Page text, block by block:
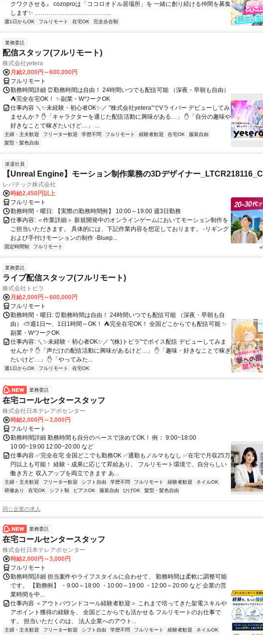
クワクさせる』 cozoproは「ココロオドル居場所」を 一緒に創り続ける仲間を募集
します✨ ………………………………...
週1日からOK フルリモート 在宅OK 完全歩合制
業務委託
配信スタッフ(フルリモート)
株式会社yetera
月給2,000円～600,000円
フルリモート
勤務時間詳細 ⏰勤務時間は自由！ 24時間いつでも配信可能 （深夜・早朝も自由）
⛺完全在宅OK！ ✨副業・WワークOK
仕事内容 ＼✨未経験・初心者OK✨／ "株式会社yetera"でVライバー デビューしてみ
ませんか？ ✋「キャラクターを通じた配信活動に興味がある…」 ✋「自分の趣味や
好きなことで稼ぎたいけど…」 ...
主婦・主夫歓迎 フリーター歓迎 学歴不問 フルリモート 経験者歓迎 在宅OK
服装自由
髪型・髪色自由
派遣社員
【Unreal Engine】モーション制作業務の3Dデザイナー
レバテック株式会社
時給2,450円以上
フルリモート
勤務時間・曜日: 【実際の勤務時間例】 10:00～19:00 週3日勤務
仕事内容: ＜作業詳細＞ 新規開発中のオンラインゲームにおいてモーション制作を
ご担当いただきます。 具体的には、下記作業内容を想定しております。 -リギング
および手付けモーションの制作 -Bluep...
固定時間制 フルリモート
業務委託
ライブ配信スタッフ(フルリモート)
株式会社トビラ
月給2,000円～600,000円
フルリモート
勤務時間・曜日: ⏰勤務時間は自由！ 24時間いつでも配信可能 （深夜・早朝も自
由） ⛅週1日〜、1日1時間～OK！ ⛺完全在宅OK！ 全国どこからでも配信可能 ✨
副業・WワークOK
仕事内容: ＼✨未経験・初心者OK✨／ "(株)トビラ"でボイス配信 デビューしてみま
せんか？ ✋「声だけの配信活動に興味があるけど…」 ✋「趣味・好きなことで稼ぎ
たいけど…」 ✋「やってみた...
週1日からOK フルリモート 在宅OK
業務委託
在宅コールセンタースタッフ
株式会社日本テレアポセンター
時給2,000円～3,000円
フルリモート
勤務時間詳細 勤務時間も自分のペースで決めてOK！ 例： 9:00~18:00
10:00~19:00 12:00~20:00 など
仕事内容 ✅完全在宅 全国どこでも勤務OK ✅通勤もノルマもなし ✅在宅で月収25万
円以上も可能！ 経験・成果に応じて昇給あり。 フルリモート環境で、自分らしい
働き方と 収入アップを両立できます あ...
主婦・主夫歓迎 フリーター歓迎 シフト自由 学歴不問 フルリモート 経験者歓迎
ネイルOK
研修あり
在宅OK シフト制 ピアスOK 服装自由 ひげOK 髪型・髪色自由
同じ企業の求人
業務委託
在宅コールセンタースタッフ
株式会社日本テレアポセンター
時給2,000円～3,000円
フルリモート
勤務時間詳細 担当案件やライフスタイルに合わせて、 勤務時間は柔軟に調整可能
です。 【勤務例】 ・9:00～18:00 ・10:00～19:00 ・12:00～20:00 など 企業の営
業時間を中...
仕事内容 ＜アウトバウンドコール経験者歓迎＞ これまで培ってきた架電スキルや
アポイント獲得の経験を、 全国どこからでも活かせる フルリモートのお仕事で
す。 担当いただくのは、 法人企業へのアウト...
主婦・主夫歓迎 フリーター歓迎 シフト自由 学歴不問 フルリモート 経験者歓迎 ネイルOK